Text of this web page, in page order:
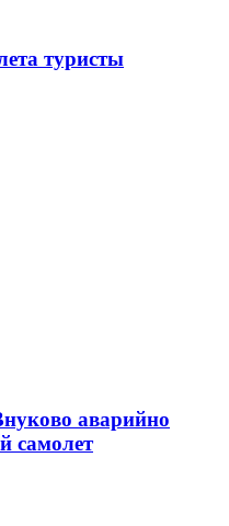
туристы
аварийно
самолет